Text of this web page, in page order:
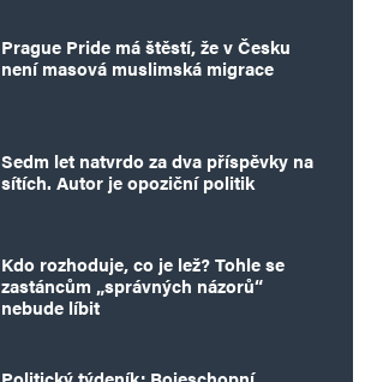
Prague Pride má štěstí, že v Česku
není masová muslimská migrace
Sedm let natvrdo za dva příspěvky na
sítích. Autor je opoziční politik
Kdo rozhoduje, co je lež? Tohle se
zastáncům „správných názorů“
nebude líbit